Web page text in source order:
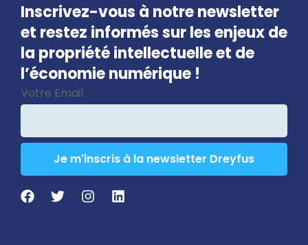
Inscrivez-vous à notre newsletter
et restez informés sur les enjeux de
la propriété intellectuelle et de
l’économie numérique !
Votre Email *
Je m'inscris à la newsletter Dreyfus
Company